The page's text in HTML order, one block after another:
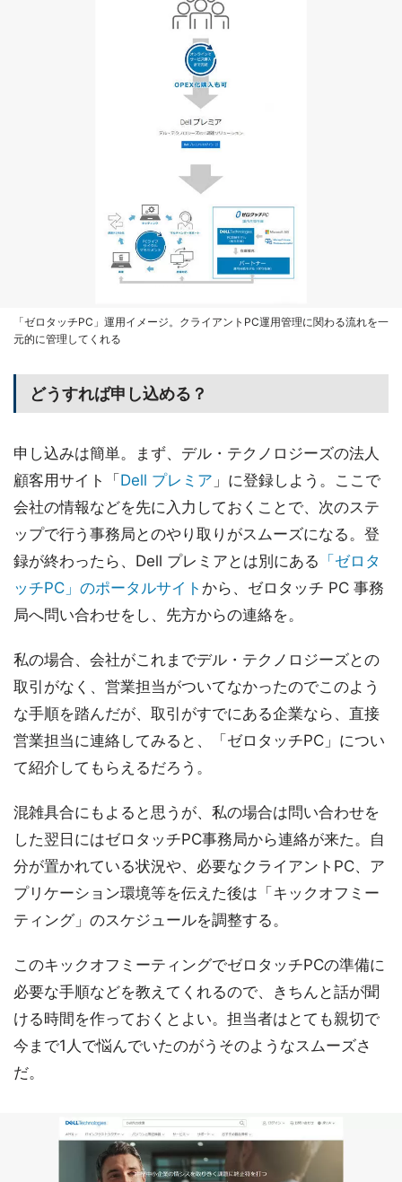
「ゼロタッチPC」運用イメージ。クライアントPC運用管理に関わる流れを一
元的に管理してくれる
どうすれば申し込める？
申し込みは簡単。まず、デル・テクノロジーズの法人
顧客用サイト「Dell プレミア 」に登録しよう。ここで
会社の情報などを先に入力しておくことで、次のステ
ップで行う事務局とのやり取りがスムーズになる。登
録が終わったら、Dell プレミアとは別にある 「ゼロタ
ッチPC」のポータルサイト から、ゼロタッチ PC 事務
局へ問い合わせをし、先方からの連絡を。
私の場合、会社がこれまでデル・テクノロジーズとの
取引がなく、営業担当がついてなかったのでこのよう
な手順を踏んだが、取引がすでにある企業なら、直接
営業担当に連絡してみると、「ゼロタッチPC」につい
て紹介してもらえるだろう。
混雑具合にもよると思うが、私の場合は問い合わせを
した翌日にはゼロタッチPC事務局から連絡が来た。自
分が置かれている状況や、必要なクライアントPC、ア
プリケーション環境等を伝えた後は「キックオフミー
ティング」のスケジュールを調整する。
このキックオフミーティングでゼロタッチPCの準備に
必要な手順などを教えてくれるので、きちんと話が聞
ける時間を作っておくとよい。担当者はとても親切で
今まで1人で悩んでいたのがうそのようなスムーズさ
だ。